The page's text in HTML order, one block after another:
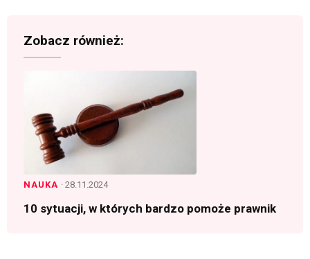
Zobacz również:
NAUKA · 28.11.2024
10 sytuacji, w których bardzo pomoże prawnik